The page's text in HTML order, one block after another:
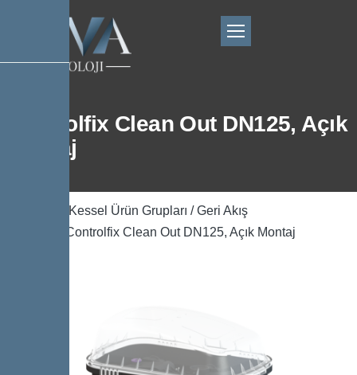
Controlfix Clean Out DN125, Açık
Montaj
Kessel Ürün Grupları /Geri Akış
/ Controlfix Clean Out DN125, Açık Montaj